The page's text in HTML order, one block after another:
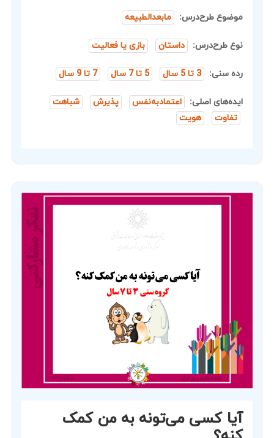
موضوع طرح‌درس: مابعدالطبیعه
نوع طرح‌درس: داستان بازی یا فعالیت
رده سنی: 3 تا 5 سال 5 تا 7 سال 7 تا 9 سال
ایده‌های اصلی: اعتمادبه‌نفس پذیرش
شباهت
تفاوت
هویت
آیا کسی می‌تونه به من کمک